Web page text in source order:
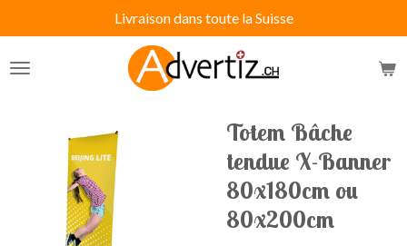
au
contenu
Livraison dans toute la Suisse
Totem Bâche
tendue X-Banner
80x180cm ou
80x200cm